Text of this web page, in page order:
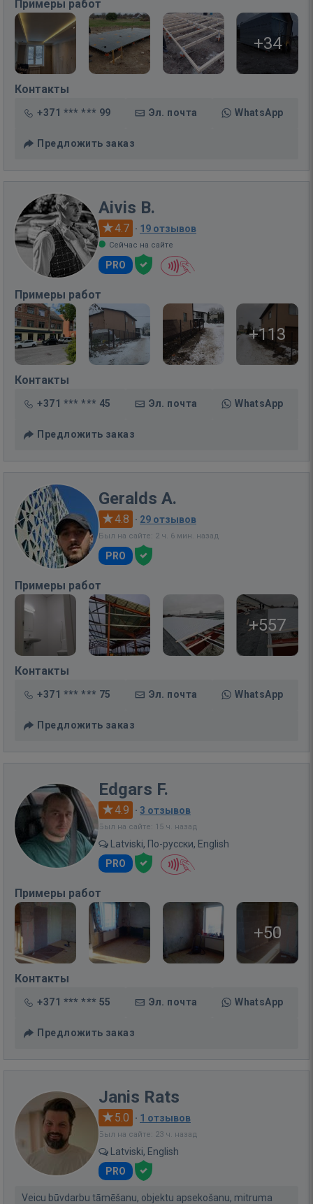
Примеры работ
+34
Контакты
+371 *** *** 99 Эл. почта WhatsApp
Предложить заказ
Aivis B.
4.7 · 19 отзывов
Сейчас на сайте
PRO
Примеры работ
+113
Контакты
+371 *** *** 45 Эл. почта WhatsApp
Предложить заказ
Geralds A.
4.8 · 29 отзывов
Был на сайте: 2 ч. 6 мин. назад
PRO
Примеры работ
+557
Контакты
+371 *** *** 75 Эл. почта WhatsApp
Предложить заказ
Edgars F.
4.9 · 3 отзывов
Был на сайте: 15 ч. назад
Latviski, По-русски, English
PRO
Примеры работ
+50
Контакты
+371 *** *** 55 Эл. почта WhatsApp
Предложить заказ
Janis Rats
5.0 · 1 отзывов
Был на сайте: 23 ч. назад
Latviski, English
PRO
Veicu būvdarbu tāmēšanu, objektu apsekošanu, mitruma